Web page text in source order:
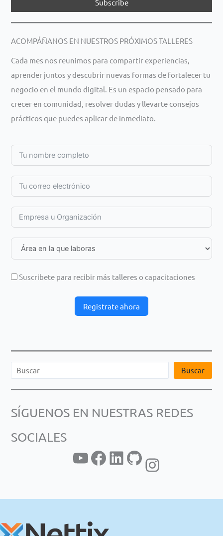
ACOMPÁÑANOS EN NUESTROS PRÓXIMOS TALLERES
Cada mes nos reunimos para compartir experiencias,
aprender juntos y descubrir nuevas formas de fortalecer tu
negocio en el mundo digital. Es un espacio pensado para
crecer en comunidad, resolver dudas y llevarte consejos
prácticos que puedes aplicar de inmediato.
Suscribete para recibir más talleres o capacitaciones
Registrate ahora
c
r
Buscar
SÍGUENOS EN NUESTRAS REDES
SOCIALES
YouTube Facebook LinkedIn GitHub Instagram